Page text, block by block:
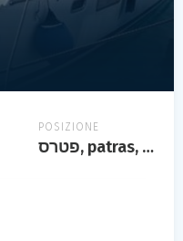
POSIZIONE
פטרס, patras, grèce